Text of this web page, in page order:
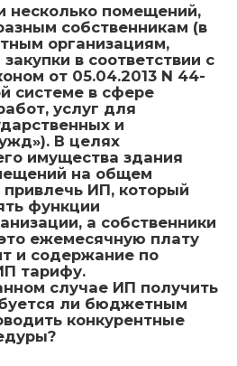
несколько помещений,
собственникам (в
организациям,
в соответствии с
от 05.04.2013 N 44-
системе в сфере
услуг для
и
В целях
имущества здания
на общем
ИП, который
функции
а собственники
ежемесячную плату
и содержание по
тарифу.
случае ИП получить
ли бюджетным
конкурентные